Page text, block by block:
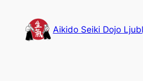
content
Aikido Seiki Dojo